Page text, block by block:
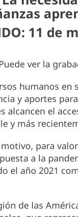
11 de
ver la
humanos
y aportes
alcancen el
y más
para
a la
el año 2021
de las